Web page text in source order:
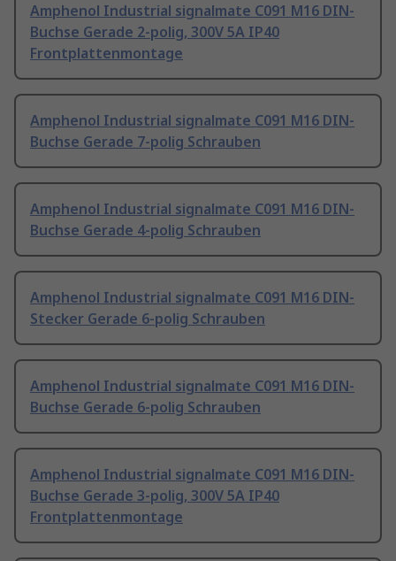
Amphenol Industrial signalmate C091 M16 DIN-
Buchse Gerade 2-polig, 300V 5A IP40
Frontplattenmontage
Amphenol Industrial signalmate C091 M16 DIN-
Buchse Gerade 7-polig Schrauben
Amphenol Industrial signalmate C091 M16 DIN-
Buchse Gerade 4-polig Schrauben
Amphenol Industrial signalmate C091 M16 DIN-
Stecker Gerade 6-polig Schrauben
Amphenol Industrial signalmate C091 M16 DIN-
Buchse Gerade 6-polig Schrauben
Amphenol Industrial signalmate C091 M16 DIN-
Buchse Gerade 3-polig, 300V 5A IP40
Frontplattenmontage